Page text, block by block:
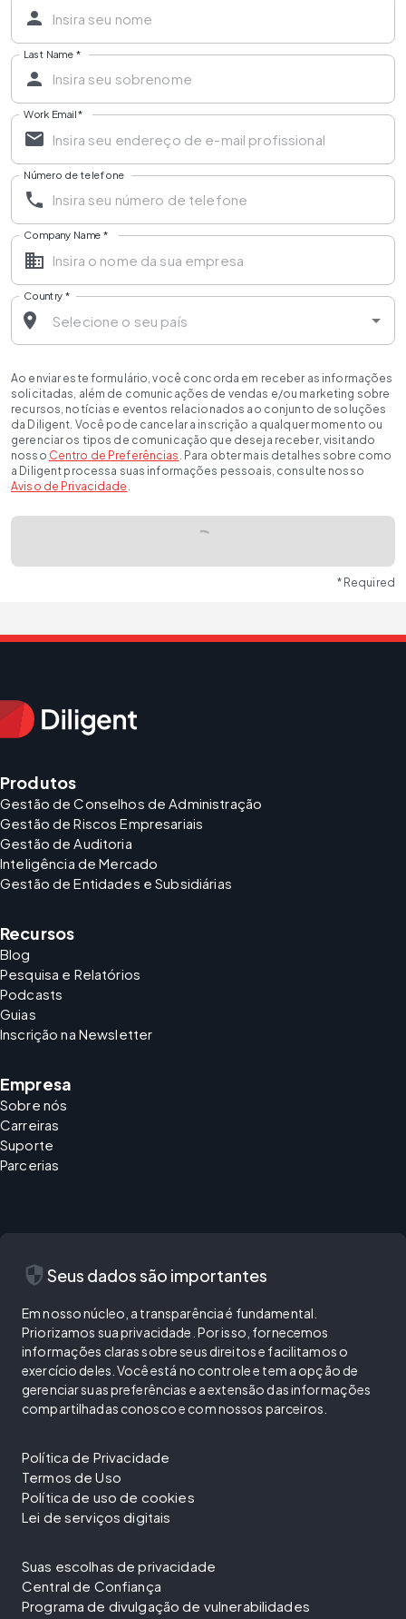
Last Name *
Work Email*
Número de telefone
Company Name *
Country *
Ao enviar este formulário, você concorda em receber as informações
solicitadas, além de comunicações de vendas e/ou marketing sobre
recursos, notícias e eventos relacionados ao conjunto de soluções
da Diligent. Você pode cancelar a inscrição a qualquer momento ou
gerenciar os tipos de comunicação que deseja receber, visitando
nosso Centro de Preferências . Para obter mais detalhes sobre como
a Diligent processa suas informações pessoais, consulte nosso
Aviso de Privacidade .
* Required
Produtos
Gestão de Conselhos de Administração
Gestão de Riscos Empresariais
Gestão de Auditoria
Inteligência de Mercado
Gestão de Entidades e Subsidiárias
Recursos
Blog
Pesquisa e Relatórios
Podcasts
Guias
Inscrição na Newsletter
Empresa
Sobre nós
Carreiras
Suporte
Parcerias
security Seus dados são importantes
Em nosso núcleo, a transparência é fundamental.
Priorizamos sua privacidade. Por isso, fornecemos
informações claras sobre seus direitos e facilitamos o
exercício deles. Você está no controle e tem a opção de
gerenciar suas preferências e a extensão das informações
compartilhadas conosco e com nossos parceiros.
Política de Privacidade
Termos de Uso
Política de uso de cookies
Lei de serviços digitais
Suas escolhas de privacidade
Central de Confiança
Programa de divulgação de vulnerabilidades